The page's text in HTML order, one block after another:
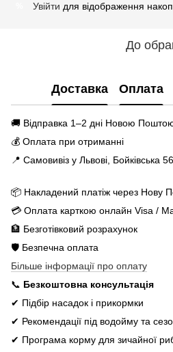
Увійти для відображення
До
Доставка Оплата
🚚 Відправка 1–2 дні Новою
💰 Оплата при отриманні
📍 Самовивіз у Львові, Бойківська 56
📦 Накладений платіж через Нову
💳 Оплата карткою онлайн Visa /
🏦 Безготівковий розрахунок
🛡️ Безпечна оплата
Більше інформації про оплату
📞 Безкоштовна консультація
✔ Підбір насадок і прикормки
✔ Рекомендації під водойму та
✔ Програма корму для зичайної